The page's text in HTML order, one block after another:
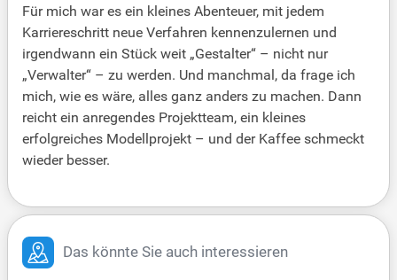
Für mich war es ein kleines Abenteuer, mit jedem
Karriereschritt neue Verfahren kennenzulernen und
irgendwann ein Stück weit „Gestalter“ – nicht nur
„Verwalter“ – zu werden. Und manchmal, da frage ich
mich, wie es wäre, alles ganz anders zu machen. Dann
reicht ein anregendes Projektteam, ein kleines
erfolgreiches Modellprojekt – und der Kaffee schmeckt
wieder besser.
Das könnte Sie auch interessieren